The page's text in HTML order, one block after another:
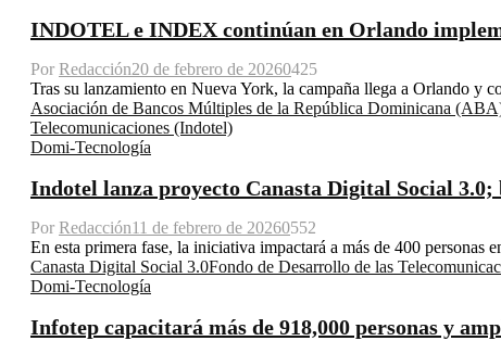
INDOTEL e INDEX continúan en Orlando
Por Redacción20 de febrero de 20260425
Tras su lanzamiento en Nueva York, la campaña llega a Orlando y
Asociación de Bancos Múltiples de la República Dominicana
Telecomunicaciones (Indotel)
Domi-Tecnología
Indotel lanza proyecto Canasta Digital Social
Por Redacción11 de febrero de 20260552
En esta primera fase, la iniciativa impactará a más de 400
Canasta Digital Social 3.0Fondo de Desarrollo de las
Domi-Tecnología
Infotep capacitará más de 918,000 personas y